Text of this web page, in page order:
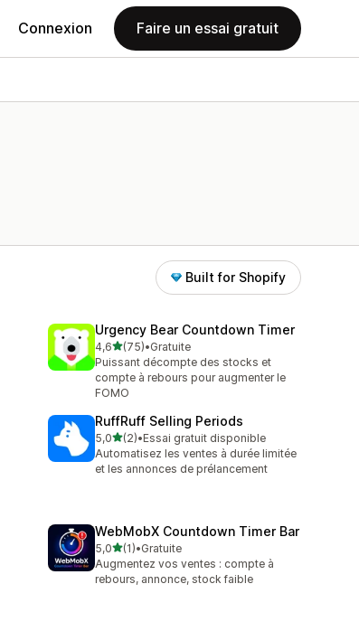
Connexion Faire un essai gratuit
Built for Shopify
Urgency Bear Countdown Timer
4,6étoile(s) sur 5
(75)
75 avis au total
•Gratuite
Puissant décompte des stocks et
compte à rebours pour augmenter le
FOMO
RuffRuff Selling Periods
5,0étoile(s) sur 5
(2)
2 avis au total
•Essai gratuit disponible
Automatisez les ventes à durée limitée
et les annonces de prélancement
WebMobX Countdown Timer Bar
5,0étoile(s) sur 5
(1)
1 avis au total
•Gratuite
Augmentez vos ventes : compte à
rebours, annonce, stock faible